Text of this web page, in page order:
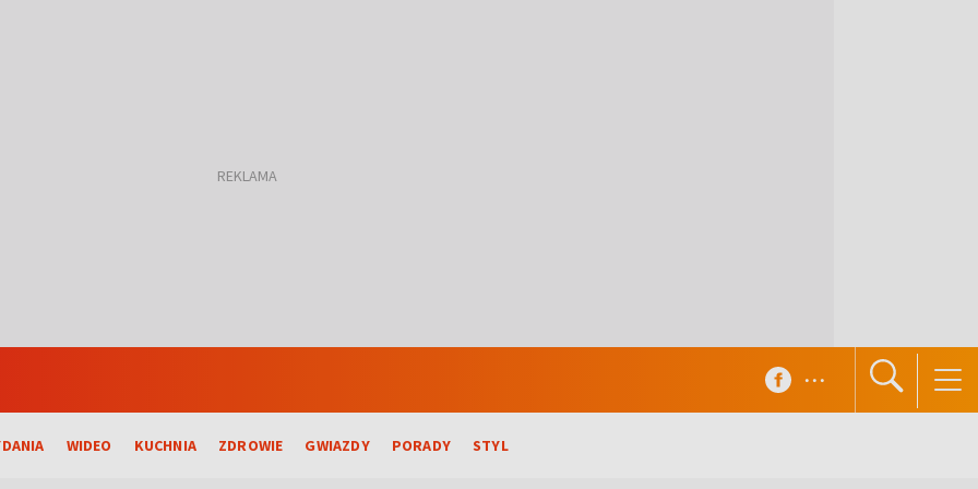
WIDEO KUCHNIA ZDROWIE GWIAZDY PORADY STYL
...